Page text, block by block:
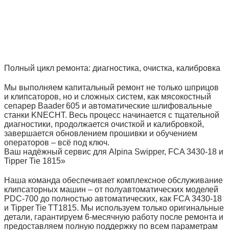
Полный цикл ремонта: диагностика, очистка, калибровка
Мы выполняем капитальный ремонт не только шприцов
и клипсаторов, но и сложных систем, как мясокостный
сепарер Baader 605 и автоматические шлифовальные
станки KNECHT. Весь процесс начинается с тщательной
диагностики, продолжается очисткой и калибровкой,
завершается обновлением прошивки и обучением
операторов – всё под ключ.
Ваш надёжный сервис для Alpina Swipper, FCA 3430‑18 и
Tipper Tie 1815»
Наша команда обеспечивает комплексное обслуживание
клипсаторных машин – от полуавтоматических моделей
PDC‑700 до полностью автоматических, как FCA 3430‑18
и Tipper Tie TT1815. Мы используем только оригинальные
детали, гарантируем 6‑месячную работу после ремонта и
предоставляем полную поддержку по всем параметрам